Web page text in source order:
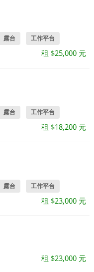
露台 工作平台
租 $25,000 元
露台 工作平台
租 $18,200 元
露台 工作平台
租 $23,000 元
租 $23,000 元